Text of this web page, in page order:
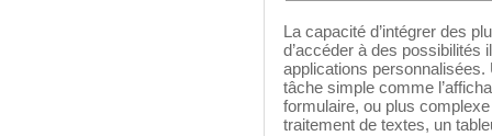
La capacité d’intégrer des
d’accéder à des
applications personnalisées.
tâche simple comme
formulaire, ou plus
traitement de textes, un